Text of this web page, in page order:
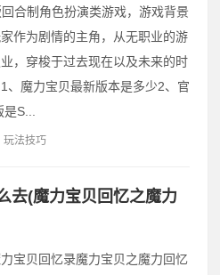
合制角色扮演类游戏，游戏背景
作为剧情的主角，从无职业的游
，穿梭于过去现在以及未来的时
、魔力宝贝最新版本是多少2、官
S...
玩法技巧
去(魔力宝贝回忆之魔力
宝贝回忆录魔力宝贝之魔力回忆